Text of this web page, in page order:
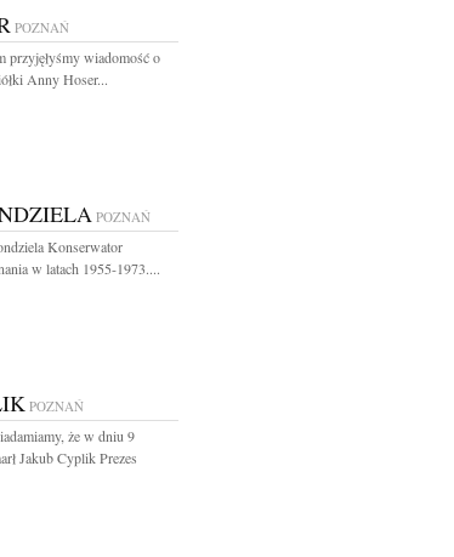
POZNAŃ
przyjęłyśmy wiadomość o
Anny Hoser...
POZNAŃ
Konserwator
w latach 1955-1973....
POZNAŃ
że w dniu 9
Jakub Cyplik Prezes